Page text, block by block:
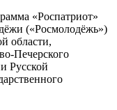
«Роспатриот»
(«Росмолодёжь»)
области,
Печерского
Русской